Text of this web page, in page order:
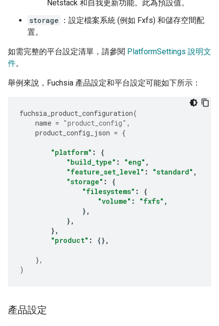
Netstack 和自我更新功能。此為預設值。
storage
：設定檔案系統 (例如 Fxfs) 和儲存空間配
置。
如需完整的平台設定清單，請參閱 PlatformSettings 說明文
件。
舉例來說，Fuchsia 產品設定和平台設定可能如下所示：
fuchsia_product_configuration(
name = "product_config" ,
product_config_json = {
"platform" :
{
"build_type" : "eng" ,
"feature_set_level" : "standard" ,
"storage" :
{
"filesystems" :
{
"volume" : "fxfs" ,
},
},
},
"product" : {},
},
)
產品設定